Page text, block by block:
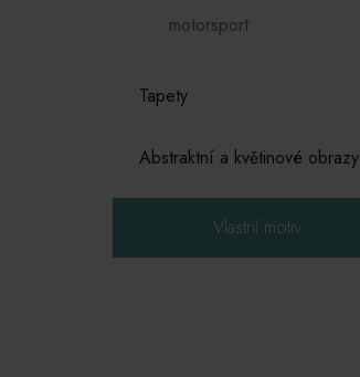
motorsport
Tapety
Abstraktní a květinové obrazy
Vlastní motiv